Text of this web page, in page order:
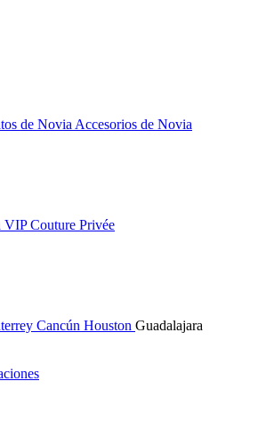
de Novia Accesorios de Novia
VIPCouture Privée
Cancún Houston Guadalajara